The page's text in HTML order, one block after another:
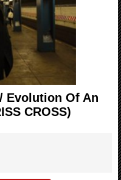
Evolution Of An
CROSS)